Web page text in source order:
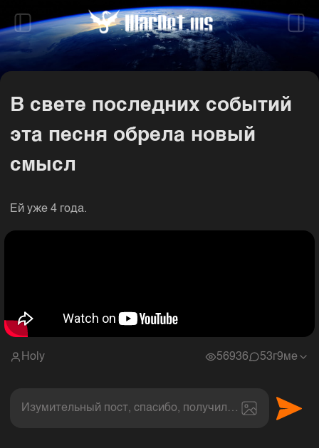
В свете последних событий
эта песня обрела новый
смысл
Ей уже 4 года.
Holy 56936 53г9ме
Изумительный пост, спасибо, получил величайшее